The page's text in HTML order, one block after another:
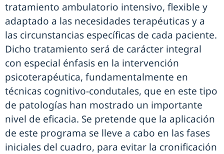
tratamiento ambulatorio intensivo, flexible y
adaptado a las necesidades terapéuticas y a
las circunstancias específicas de cada paciente.
Dicho tratamiento será de carácter integral
con especial énfasis en la intervención
psicoterapéutica, fundamentalmente en
técnicas cognitivo-condutales, que en este tipo
de patologías han mostrado un importante
nivel de eficacia. Se pretende que la aplicación
de este programa se lleve a cabo en las fases
iniciales del cuadro, para evitar la cronificación